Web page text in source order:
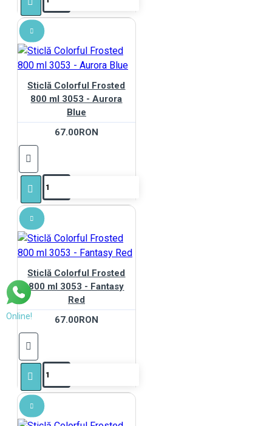
Sticlă Colorful Frosted
800 ml 3053 - Aurora
Blue
67.00RON
Sticlă Colorful Frosted
800 ml 3053 - Fantasy
Red
67.00RON
Online!